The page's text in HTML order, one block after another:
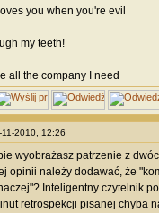
you when you're evil
my teeth!
all the company I need
11-2010, 12:26
wyobrażasz patrzenie z
opinii należy dodawać, że
Inteligentny czytelnik
retrospekcji pisanej chyba